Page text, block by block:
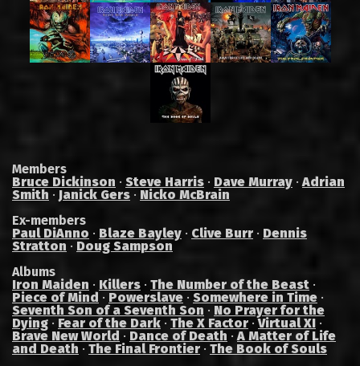
Members
Bruce Dickinson · Steve Harris · Dave Murray ·Adrian
Smith · Janick Gers · Nicko McBrain
Ex-members
Paul DiAnno · Blaze Bayley · Clive Burr · Dennis
Stratton · Doug Sampson
Albums
Iron Maiden · Killers · The Number of the Beast ·
Piece of Mind · Powerslave · Somewhere in Time ·
Seventh Son of a Seventh Son · No Prayer for the
Dying · Fear of the Dark · The X Factor ·Virtual XI ·
Brave New World · Dance of Death ·A Matter of Life
and Death · The Final Frontier · The Book of Souls